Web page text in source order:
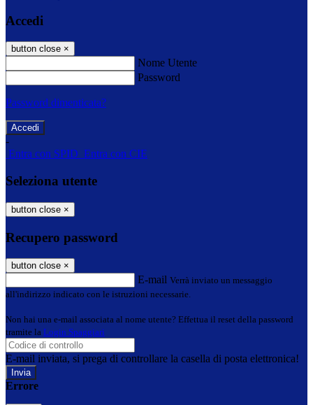
Accedi
button close ×
Nome Utente
Password
Password dimenticata?
-
Entra con SPID Entra con CIE
Seleziona utente
button close ×
Recupero password
button close ×
E-mail Verrà inviato un messaggio
all'indirizzo indicato con le istruzioni necessarie.
Non hai una e-mail associata al nome utente? Effettua il reset della password
tramite la Login Spaggiari
E-mail inviata, si prega di controllare la casella di posta elettronica!
Errore